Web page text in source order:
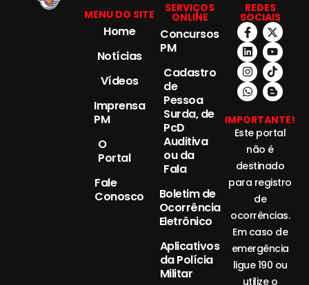
MENU DO SITE
Home
Notícias
Vídeos
Imprensa
PM
O
Portal
Fale
Conosco
SERVIÇOS
ONLINE
Concursos
PM
Cadastro
de
Pessoa
Surda, de
PcD
Auditiva
ou da
Fala
Boletim de
Ocorrência
Eletrônico
Aplicativos
da Polícia
Militar
REDES
SOCIAIS
IMPORTANTE!
Este portal
não é
destinado
para registro
de
ocorrências.
Em caso de
emergência
ligue 190 ou
utilize o